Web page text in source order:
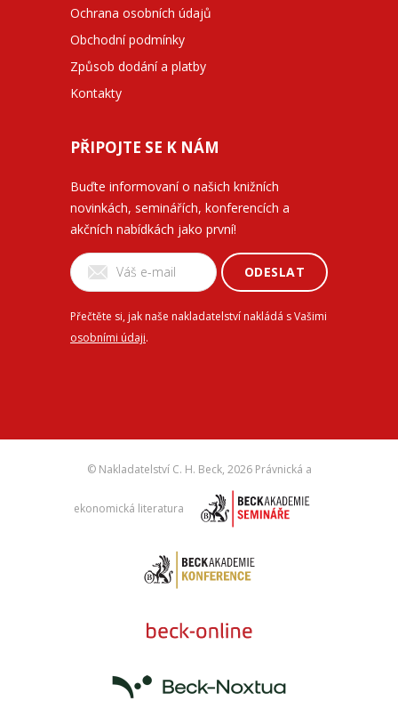
Ochrana osobních údajů
Obchodní podmínky
Způsob dodání a platby
Kontakty
PŘIPOJTE SE K NÁM
Buďte informovaní o našich knižních
novinkách, seminářích, konferencích a
akčních nabídkách jako první!
ODESLAT
Přečtěte si, jak naše nakladatelství nakládá s Vašimi
osobními údaji.
© Nakladatelství C. H. Beck, 2026 Právnická a
ekonomická literatura